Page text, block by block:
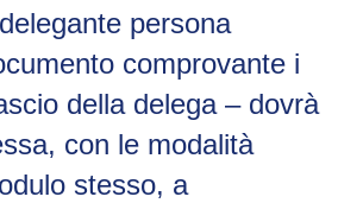
persona
comprovante i
della delega – dovrà
con le modalità
stesso, a